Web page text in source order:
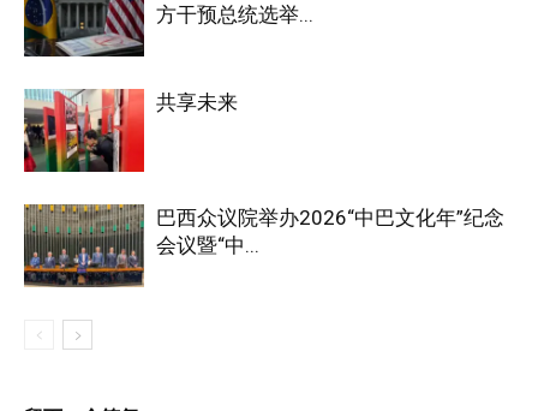
方干预总统选举...
共享未来
巴西众议院举办2026“中巴文化年”纪念
会议暨“中...